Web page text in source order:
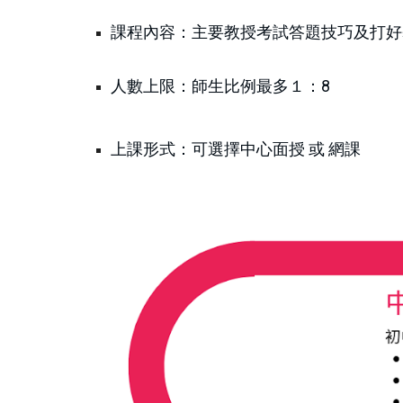
課程內容：主要教授考試答題技巧及打
人數上限：師生比例最多１：8
上課形式：可選擇中心面授 或 網課